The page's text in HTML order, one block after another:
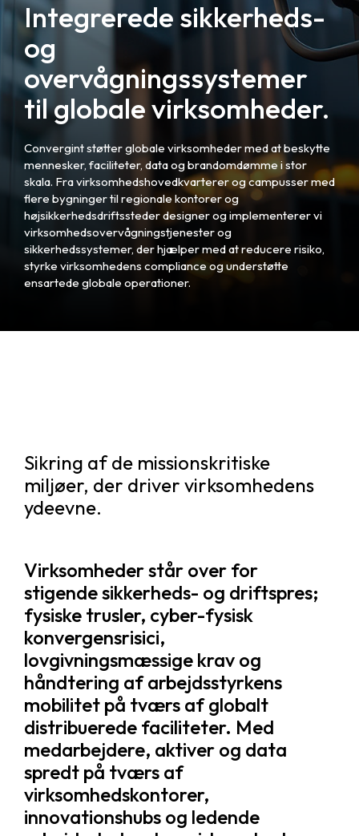
Integrerede sikkerheds-
og
overvågningssystemer
til globale virksomheder.
Convergint støtter globale virksomheder med at beskytte
mennesker, faciliteter, data og brandomdømme i stor
skala. Fra virksomhedshovedkvarterer og campusser med
flere bygninger til regionale kontorer og
højsikkerhedsdriftssteder designer og implementerer vi
virksomhedsovervågningstjenester og
sikkerhedssystemer, der hjælper med at reducere risiko,
styrke virksomhedens compliance og understøtte
ensartede globale operationer.
Sikring af de missionskritiske
miljøer, der driver virksomhedens
ydeevne.
Virksomheder står over for
stigende sikkerheds- og driftspres;
fysiske trusler, cyber-fysisk
konvergensrisici,
lovgivningsmæssige krav og
håndtering af arbejdsstyrkens
mobilitet på tværs af globalt
distribuerede faciliteter. Med
medarbejdere, aktiver og data
spredt på tværs af
virksomhedskontorer,
innovationshubs og ledende